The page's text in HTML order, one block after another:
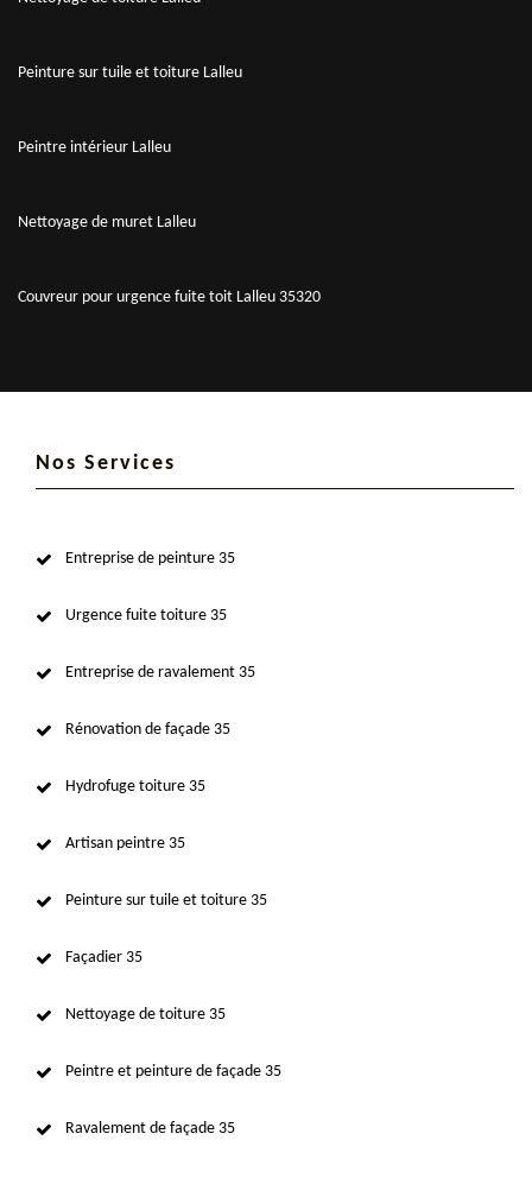
Peinture sur tuile et toiture Lalleu
Peintre intérieur Lalleu
Nettoyage de muret Lalleu
Couvreur pour urgence fuite toit Lalleu 35320
Nos Services
Entreprise de peinture 35
Urgence fuite toiture 35
Entreprise de ravalement 35
Rénovation de façade 35
Hydrofuge toiture 35
Artisan peintre 35
Peinture sur tuile et toiture 35
Façadier 35
Nettoyage de toiture 35
Peintre et peinture de façade 35
Ravalement de façade 35